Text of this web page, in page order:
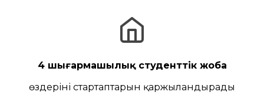
4 шығармашылық студенттік жоба
өздерінің стартаптарын қаржыландырады